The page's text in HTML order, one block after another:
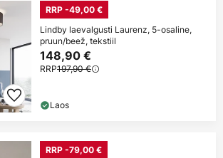
RRP -49,00 €
Lindby laevalgusti Laurenz, 5-osaline,
pruun/beež, tekstiil
148,90 €
RRP197,90 €
Laos
RRP -79,00 €